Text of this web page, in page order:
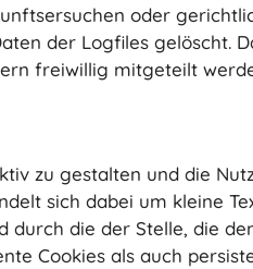
oder
der Logfiles gelöscht.
freiwillig mitgeteilt
zu gestalten und die
sich dabei um kleine
die der Stelle, die den
Cookies als auch